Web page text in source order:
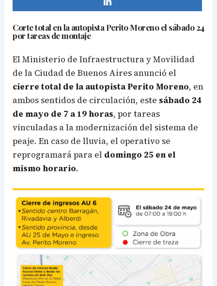
Corte total en la autopista Perito Moreno el sábado 24
por tareas de montaje
El Ministerio de Infraestructura y Movilidad
de la Ciudad de Buenos Aires anunció el
cierre total de la autopista Perito Moreno, en
ambos sentidos de circulación, este sábado 24
de mayo de 7 a 19 horas, por tareas
vinculadas a la modernización del sistema de
peaje. En caso de lluvia, el operativo se
reprogramará para el domingo 25 en el
mismo horario.